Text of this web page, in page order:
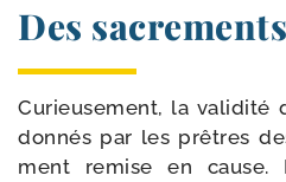
Des
Curieusement, la vali­di­té
don­nés par les prêtres
ment remise en cause.